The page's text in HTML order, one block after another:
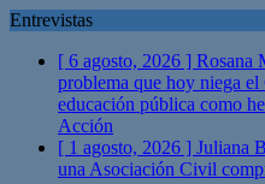
Entrevistas
[ 6 agosto, 2026 ] Rosana
problema que hoy niega
educación pública como
Acción
[ 1 agosto, 2026 ] Juliana
una Asociación Civil